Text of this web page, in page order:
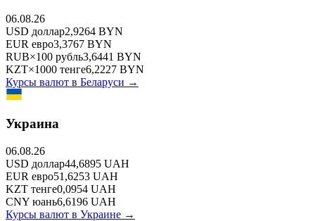
06.08.26
USD доллар2,9264 BYN
EUR евро3,3767 BYN
RUB×100 рубль3,6441 BYN
KZT×1000 тенге6,2227 BYN
Курсы валют в Беларуси →
Украина
06.08.26
USD доллар44,6895 UAH
EUR евро51,6253 UAH
KZT тенге0,0954 UAH
CNY юань6,6196 UAH
Курсы валют в Украине →